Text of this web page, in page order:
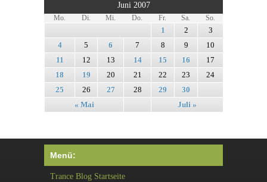
Juni 2007
Mo. Di. Mi. Do. Fr. Sa. So.
« Mai Juli »
1 2
3
4
5 6 7 8 9
10
11
12 13 14 15 16
17
18
19 20 21 22 23
24
25
26 27 28 29 30
Menü:
Trance Blog Startseite